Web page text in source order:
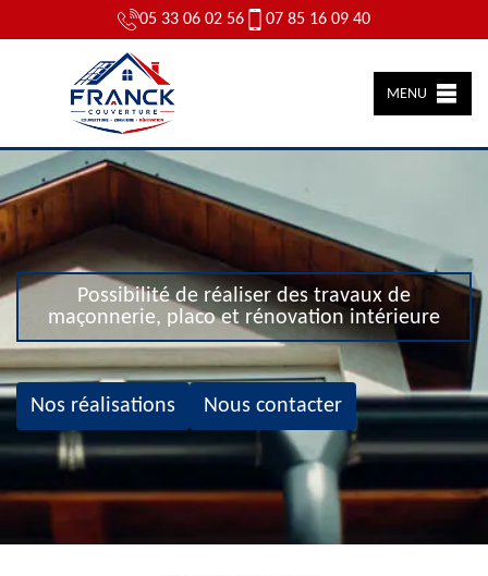
05 33 06 02 56 07 85 16 09 40
MENU
Possibilité de réaliser des travaux de
maçonnerie, placo et rénovation intérieure
Nos réalisations Nous contacter